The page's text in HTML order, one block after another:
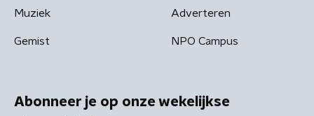
Muziek
Gemist
Adverteren
NPO Campus
Abonneer je op onze wekelijkse